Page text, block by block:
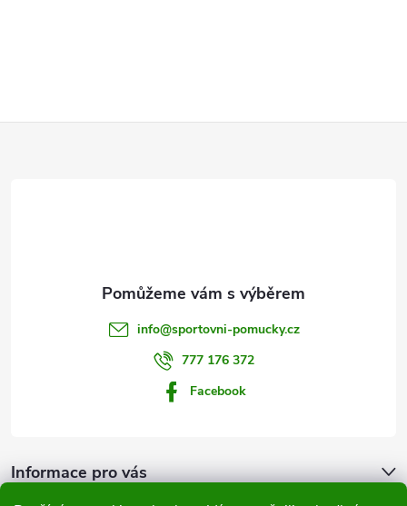
info@sportovni-pomucky.cz
777 176 372
Facebook
Informace pro vás